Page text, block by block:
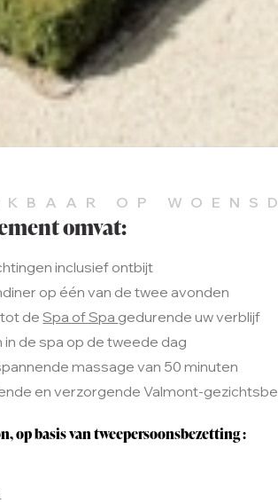
OP
omvat:
inclusief ontbijt
op één van de twee avonden
tot deSpa of Spa gedurende uw verblijf
in de spa op de tweede dag
massage van 50 minuten
en verzorgende Valmont-
op basis van tweepersoonsbezetting :